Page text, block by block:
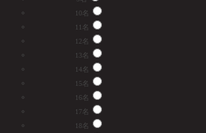
10名
11名
12名
13名
14名
15名
16名
17名
18名